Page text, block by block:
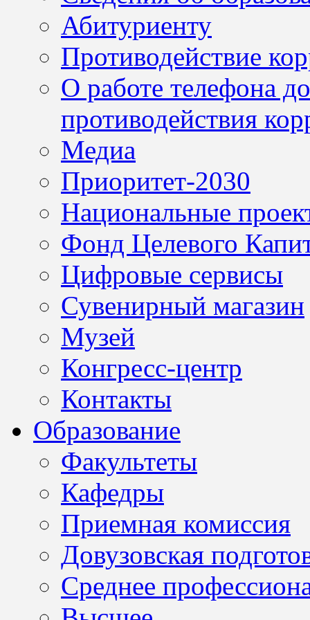
Абитуриенту
Противодействие
О работе телефона
противодействия
Медиа
Приоритет-2030
Национальные
Фонд Целевого
Цифровые сервисы
Сувенирный магазин
Музей
Конгресс-центр
Контакты
Образование
Факультеты
Кафедры
Приемная комиссия
Довузовская
Среднее